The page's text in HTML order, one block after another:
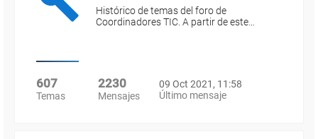
Histórico de temas del foro de
Coordinadores TIC. A partir de este…
607
Temas
2230
Mensajes
09 Oct 2021, 11:58
Último mensaje